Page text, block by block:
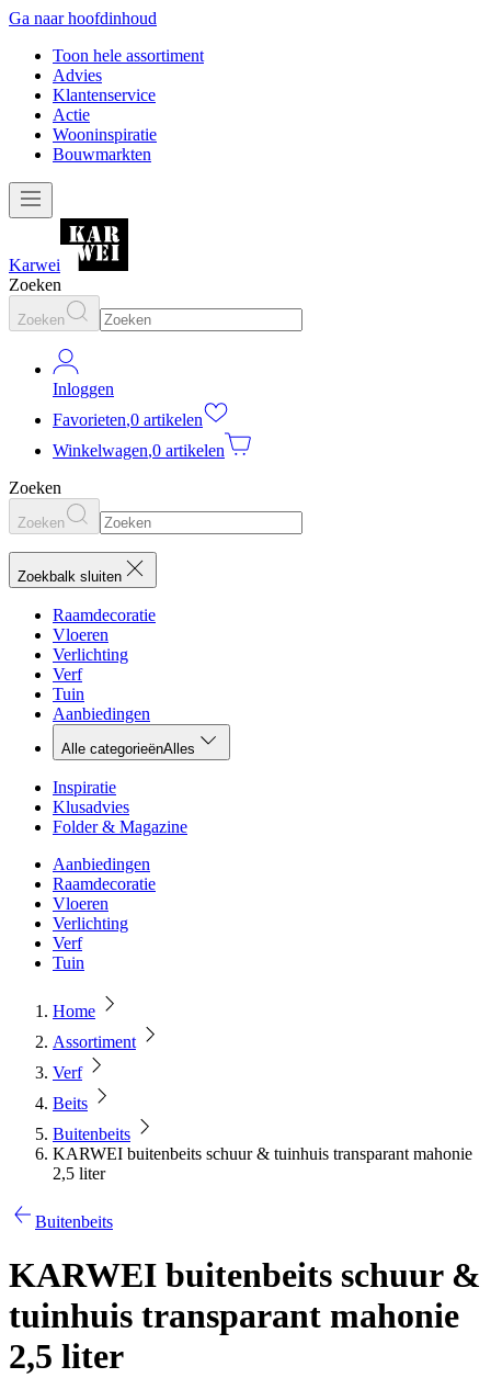
Ga naar hoofdinhoud
Toon hele assortiment
Advies
Klantenservice
Actie
Wooninspiratie
Bouwmarkten
Karwei
Zoeken
Zoeken
Inloggen
Favorieten,0 artikelen
Winkelwagen,0 artikelen
Zoeken
Zoeken
Zoekbalk sluiten
Raamdecoratie
Vloeren
Verlichting
Verf
Tuin
Aanbiedingen
Alle categorieënAlles
Inspiratie
Klusadvies
Folder & Magazine
Aanbiedingen
Raamdecoratie
Vloeren
Verlichting
Verf
Tuin
Home
Assortiment
Verf
Beits
Buitenbeits
KARWEI buitenbeits schuur & tuinhuis transparant mahonie
2,5 liter
Buitenbeits
KARWEI buitenbeits schuur &
tuinhuis transparant mahonie
2,5 liter